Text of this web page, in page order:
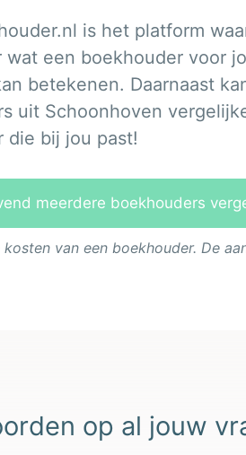
is het platform
wat een boekhouder voor
betekenen. Daarnaast
uit Schoonhoven
die bij jou past!
meerdere boekhouders
kosten van een boekhouder. De
op al jouw